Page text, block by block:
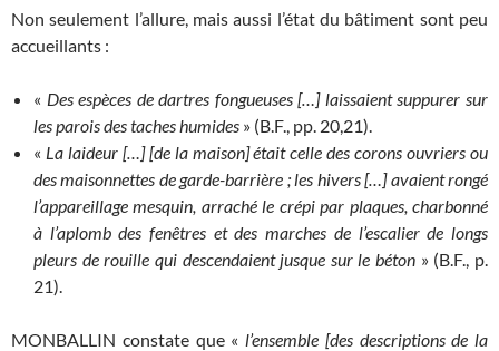
Non seulement l’allure, mais aussi l’état du bâtiment sont peu
accueillants :
« Des espèces de dartres fongueuses […] laissaient suppurer sur
les parois des taches humides » (B.F., pp. 20,21).
« La laideur […] [de la maison] était celle des corons ouvriers ou
des maisonnettes de garde-barrière ; les hivers […] avaient rongé
l’appareillage mesquin, arraché le crépi par plaques, charbonné
à l’aplomb des fenêtres et des marches de l’escalier de longs
pleurs de rouille qui descendaient jusque sur le béton » (B.F., p.
21).
MONBALLIN constate que « l’ensemble [des descriptions de la